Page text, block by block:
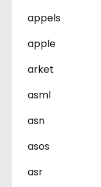
appels
apple
arket
asml
asn
asos
asr